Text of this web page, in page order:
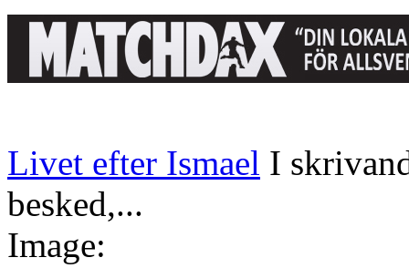
Livet efter Ismael I
besked,...
Image: